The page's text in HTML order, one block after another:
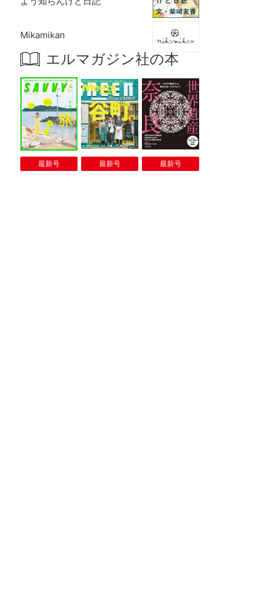
Mikamikan
エルマガジン社の本
最新号 最新号 最新号